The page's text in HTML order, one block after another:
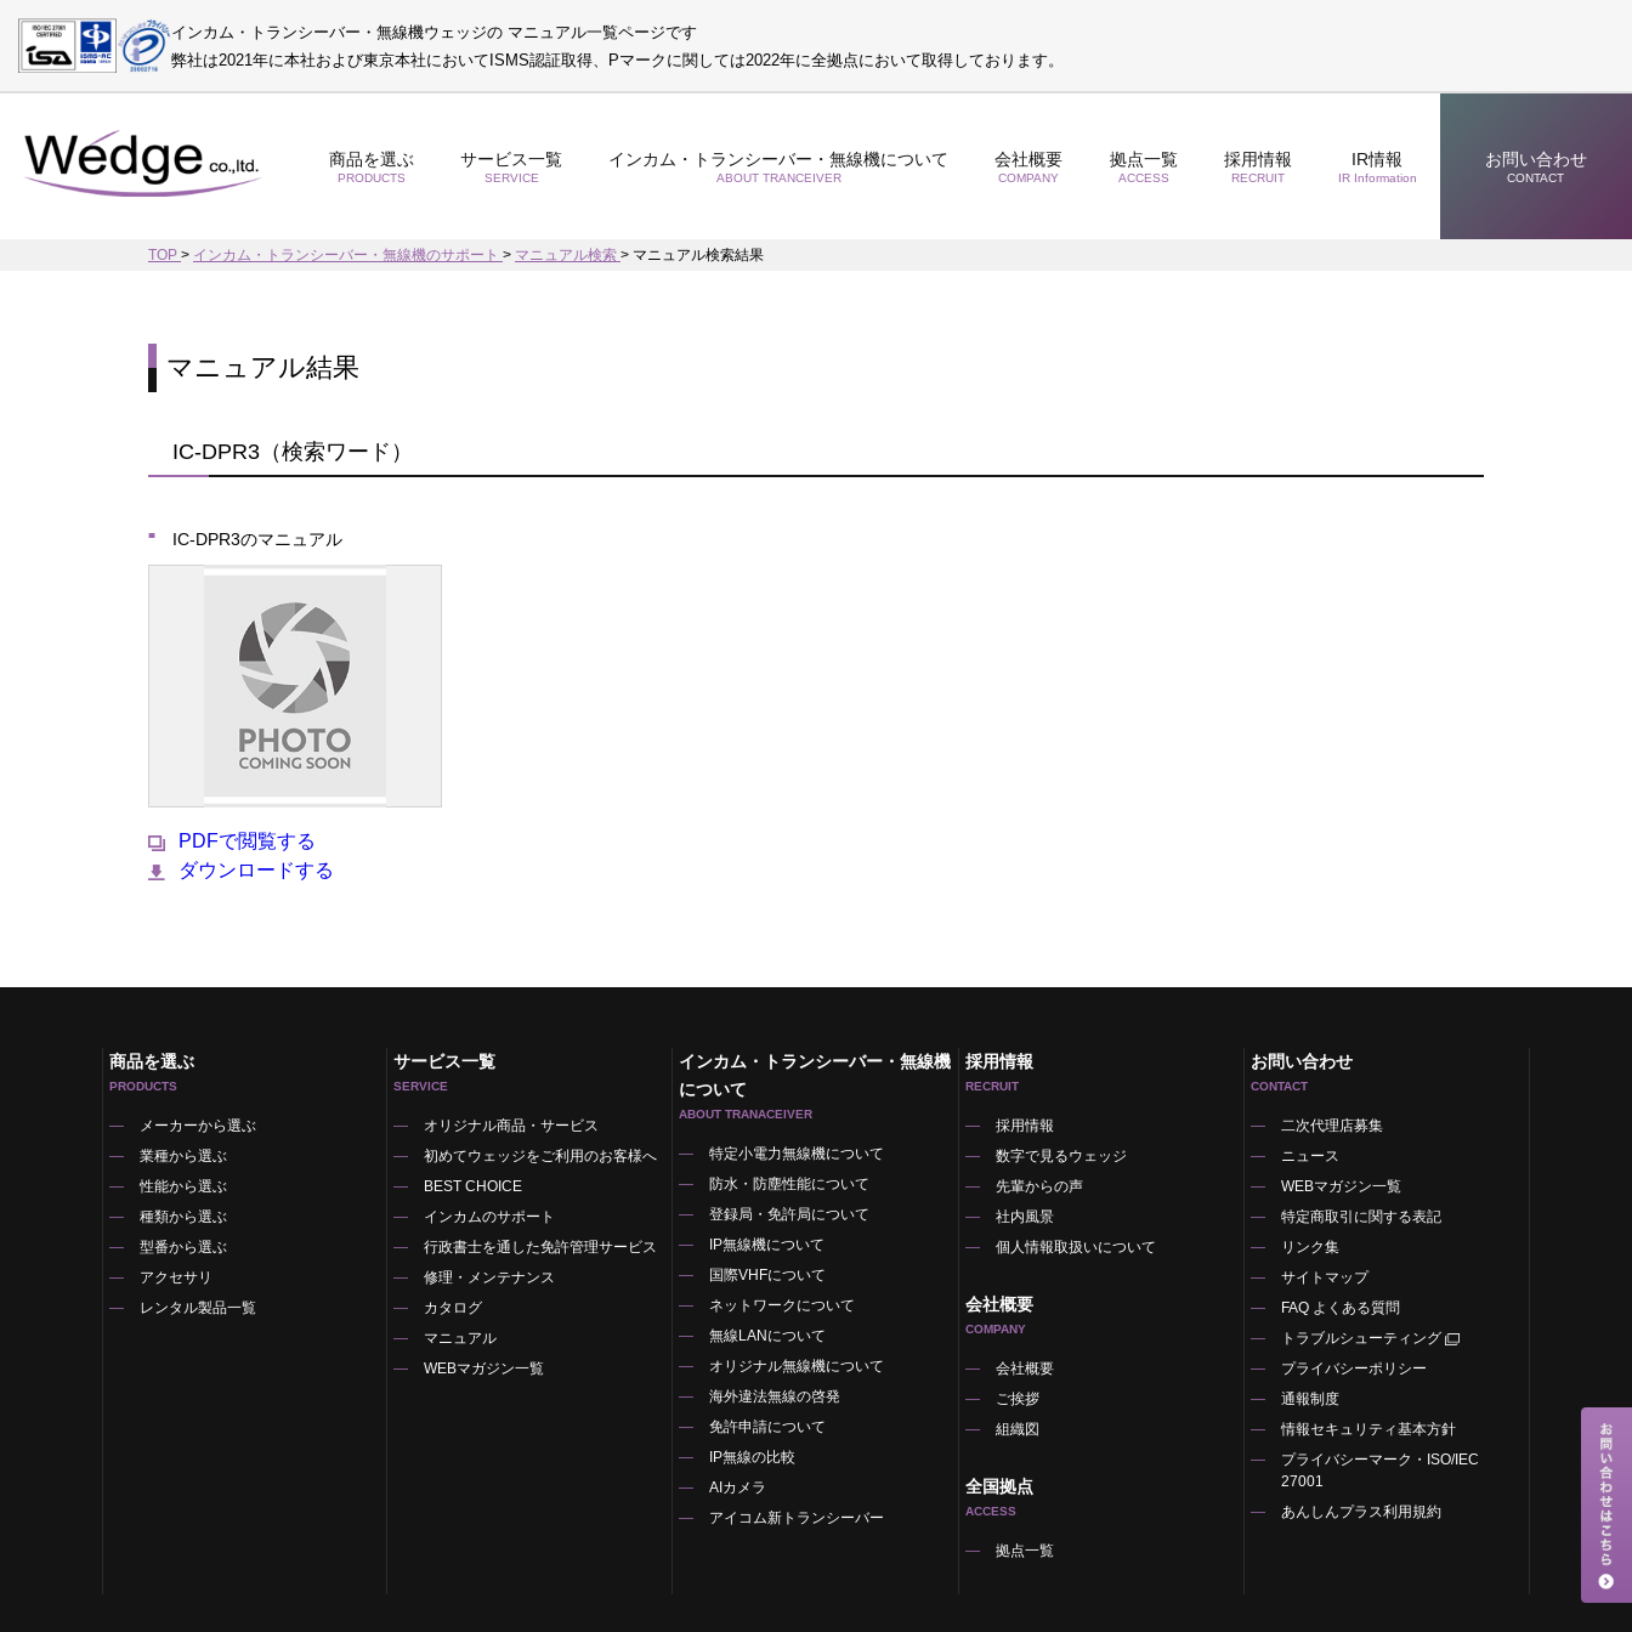
インカム・トランシーバー・無線機ウェッジの マニュアル一覧ページです
弊社は2021年に本社および東京本社においてISMS認証取得、Pマークに関しては2022年に全拠点において取得しております。
商品を選ぶ
PRODUCTS
サービス一覧
SERVICE
インカム・トランシーバー・無線機について
ABOUT TRANCEIVER
会社概要
COMPANY
拠点一覧
ACCESS
採用情報
RECRUIT
IR情報
IR Information
お問い合わせ
CONTACT
TOP > インカム・トランシーバー・無線機のサポート > マニュアル検索 > マニュアル検索結果
マニュアル結果
IC-DPR3（検索ワード）
IC-DPR3のマニュアル
PDFで閲覧する
ダウンロードする
商品を選ぶ
PRODUCTS
メーカーから選ぶ
業種から選ぶ
性能から選ぶ
種類から選ぶ
型番から選ぶ
アクセサリ
レンタル製品一覧
サービス一覧
SERVICE
オリジナル商品・サービス
初めてウェッジをご利用のお客様へ
BEST CHOICE
インカムのサポート
行政書士を通した免許管理サービス
修理・メンテナンス
カタログ
マニュアル
WEBマガジン一覧
インカム・トランシーバー・無線機
について
ABOUT TRANACEIVER
特定小電力無線機について
防水・防塵性能について
登録局・免許局について
IP無線機について
国際VHFについて
ネットワークについて
無線LANについて
オリジナル無線機について
海外違法無線の啓発
免許申請について
IP無線の比較
AIカメラ
アイコム新トランシーバー
採用情報
RECRUIT
採用情報
数字で見るウェッジ
先輩からの声
社内風景
個人情報取扱いについて
会社概要
COMPANY
会社概要
ご挨拶
組織図
全国拠点
ACCESS
拠点一覧
お問い合わせ
CONTACT
二次代理店募集
ニュース
WEBマガジン一覧
特定商取引に関する表記
リンク集
サイトマップ
FAQ よくある質問
トラブルシューティング
プライバシーポリシー
通報制度
情報セキュリティ基本方針
プライバシーマーク・ISO/IEC
27001
あんしんプラス利用規約